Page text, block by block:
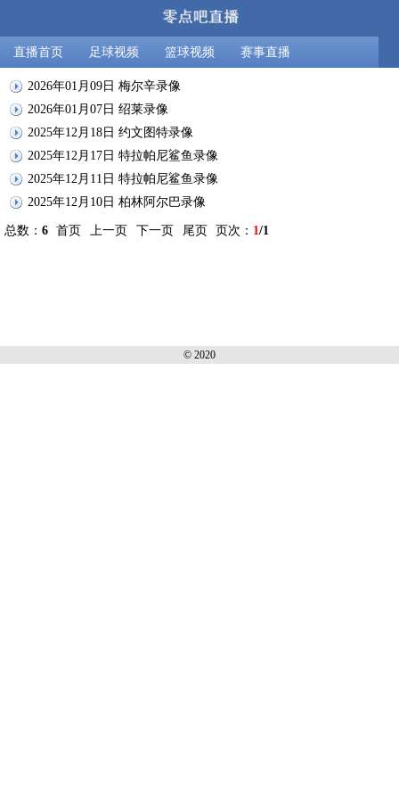
直播首页 足球视频 篮球视频 赛事直播
2026年01月09日 梅尔辛录像
2026年01月07日 绍莱录像
2025年12月18日 约文图特录像
2025年12月17日 特拉帕尼鲨鱼录像
2025年12月11日 特拉帕尼鲨鱼录像
2025年12月10日 柏林阿尔巴录像
总数： 6 首页 上一页 下一页 尾页 页次： 1/1
© 2020